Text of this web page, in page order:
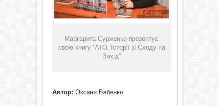
Маргарита Сурженко презентує
свою книгу “АТО. Історії зі Сходу на
Захід”
Автор: Оксана Бабенко